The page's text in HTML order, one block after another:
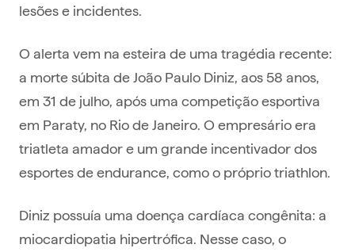
lesões e incidentes.
O alerta vem na esteira de uma tragédia recente:
a morte súbita de João Paulo Diniz, aos 58 anos,
em 31 de julho, após uma competição esportiva
em Paraty, no Rio de Janeiro. O empresário era
triatleta amador e um grande incentivador dos
esportes de endurance, como o próprio triathlon.
Diniz possuía uma doença cardíaca congênita: a
miocardiopatia hipertrófica. Nesse caso, o